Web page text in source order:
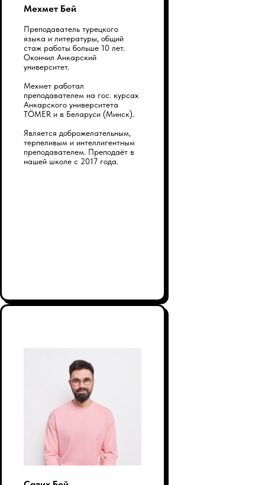
Преподаватель турецкого
языка и литературы, общий
стаж работы больше 10 лет.
Окончил Анкарский
университет.
Мехмет работал
преподавателем на гос. курсах
Анкарского университета
TÖMER и в Беларуси (Минск).
Является доброжелательным,
терпеливым и интеллигентным
преподавателем. Преподаёт в
нашей школе с 2017 года.
Мехмет Бей